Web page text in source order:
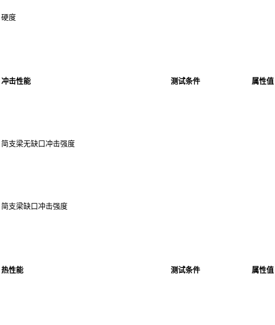
硬度
冲击性能 测试条件 属性值
简支梁无缺口冲击强度
简支梁缺口冲击强度
热性能 测试条件 属性值